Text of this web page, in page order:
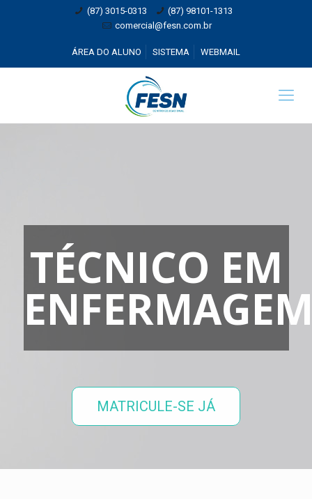
(87) 3015-0313
(87) 98101-1313
comercial@fesn.com.br
ÁREA DO ALUNO SISTEMA WEBMAIL
TÉCNICO EM
MATRICULE-SE JÁ